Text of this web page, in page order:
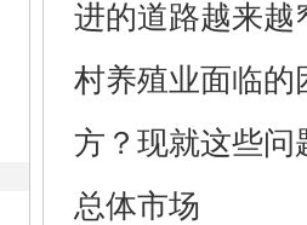
进的道路越来越
村养殖业面临的
方？现就这些问
总体市场